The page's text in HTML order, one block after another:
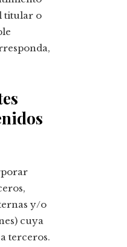
titular o
y/o
cuya
terceros.